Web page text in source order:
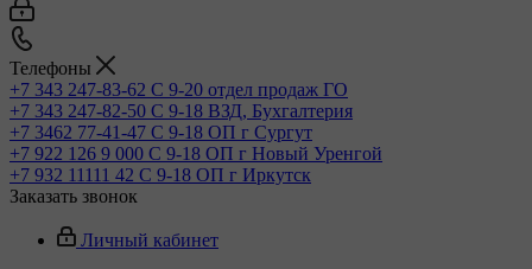
Телефоны
+7 343 247-83-62 С 9-20 отдел продаж ГО
+7 343 247-82-50 С 9-18 ВЗД, Бухгалтерия
+7 3462 77-41-47 С 9-18 ОП г Сургут
+7 922 126 9 000 С 9-18 ОП г Новый Уренгой
+7 932 11111 42 С 9-18 ОП г Иркутск
Заказать звонок
Личный кабинет